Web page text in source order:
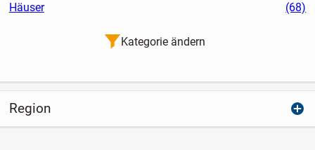
Häuser (68)
Kategorie ändern
Region